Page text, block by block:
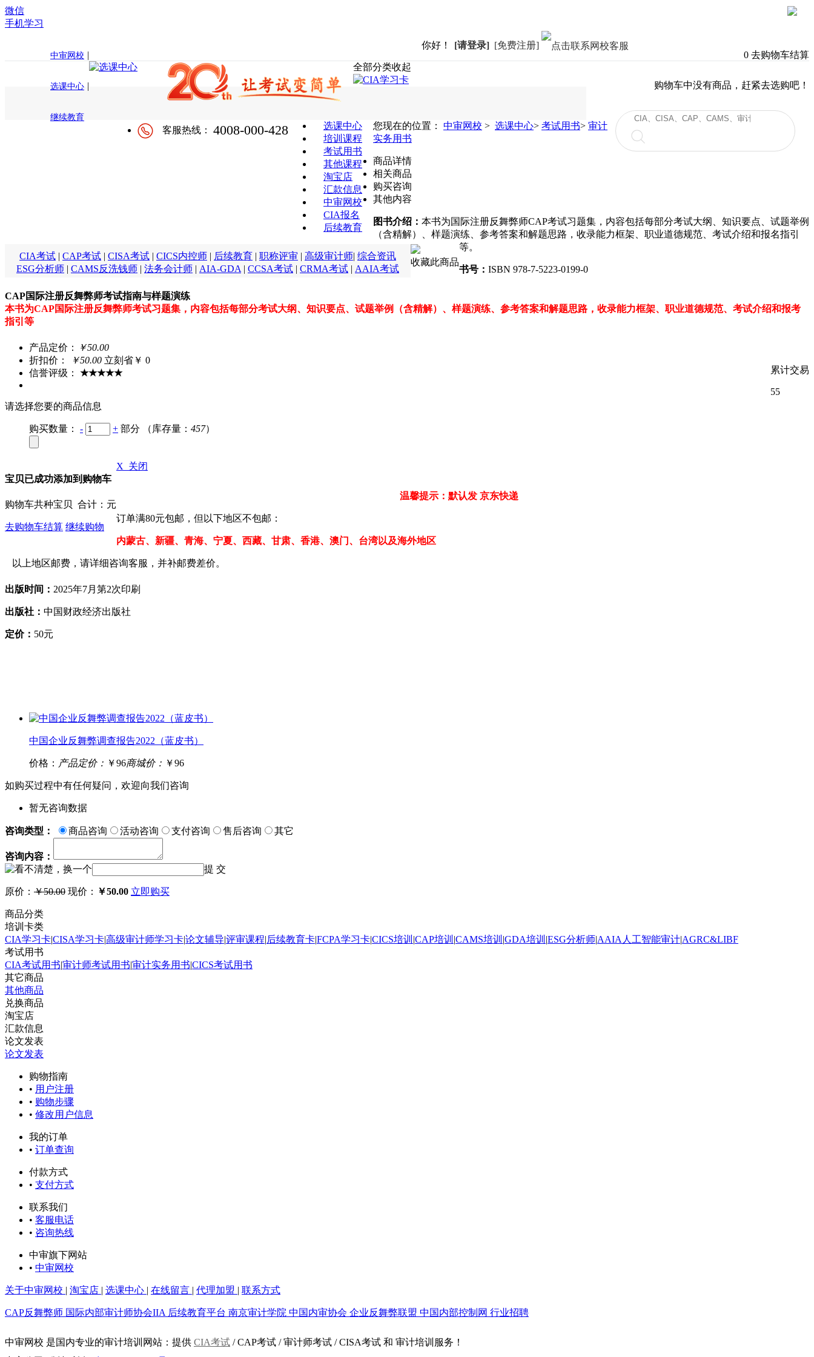
微信
手机学习
中审网校 |
选课中心 |
继续教育
你好！ [请登录] [免费注册]
0 去购物车结算
购物车中没有商品，赶紧去选购吧！
客服热线： 4008-000-428
全部分类收起
选课中心
培训课程
考试用书
其他课程
淘宝店
汇款信息
中审网校
CIA报名
后续教育
CIA考试 | CAP考试 | CISA考试 | CICS内控师 | 后续教育 | 职称评审 | 高级审计师| 综合资讯
ESG分析师 | CAMS反洗钱师 | 法务会计师 | AIA-GDA | CCSA考试 | CRMA考试 | AAIA考试
您现在的位置： 中审网校 > 选课中心> 考试用书> 审计
实务用书
收藏此商品
CAP国际注册反舞弊师考试指南与样题演练
本书为CAP国际注册反舞弊师考试习题集，内容包括每部分考试大纲、知识要点、试题举例（含精解）、样题演练、参考答案和解题思路，收录能力框架、职业道德规范、考试介绍和报考
指引等
产品定价：
￥50.00
折扣价：
￥50.00 立刻省￥ 0
累计交易
55
信誉评级： ★★★★★
请选择您要的商品信息
购买数量： - + 部分 （库存量： 457）
X 关闭
宝贝已成功添加到购物车
购物车共种宝贝 合计： 元
去购物车结算 继续购物
温馨提示：默认发 京东快递
订单满80元包邮，但以下地区不包邮：
内蒙古、新疆、青海、宁夏、西藏、甘肃、香港、澳门、台湾以及海外地区
以上地区邮费，请详细咨询客服，并补邮费差价。
商品详情
相关商品
购买咨询
其他内容
图书介绍： 本书为国际注册反舞弊师CAP考试习题集，内容包括每部分考试大纲、知识要点、试题举例
（含精解）、样题演练、参考答案和解题思路，收录能力框架、职业道德规范、考试介绍和报名指引
等。
书号： ISBN 978-7-5223-0199-0
出版时间： 2025年7月第2次印刷
出版社： 中国财政经济出版社
定价： 50元
中国企业反舞弊调查报告2022（蓝皮书）
价格： 产品定价： ￥96商城价： ￥96
如购买过程中有任何疑问，欢迎向我们咨询
暂无咨询数据
咨询类型： 商品咨询 活动咨询 支付咨询 售后咨询 其它
咨询内容：
提 交
原价： ￥50.00 现价： ￥50.00 立即购买
商品分类
培训卡类
CIA学习卡|CISA学习卡|高级审计师学习卡|论文辅导|评审课程|后续教育卡|FCPA学习卡|CICS培训 |CAP培训 |CAMS培训 |GDA培训 |ESG分析师|AAIA人工智能审计|AGRC&LIBF
考试用书
CIA考试用书|审计师考试用书|审计实务用书|CICS考试用书
其它商品
其他商品
兑换商品
淘宝店
汇款信息
论文发表
论文发表
购物指南
• 用户注册
• 购物步骤
• 修改用户信息
我的订单
• 订单查询
付款方式
• 支付方式
联系我们
• 客服电话
• 咨询热线
中审旗下网站
• 中审网校
关于中审网校 | 淘宝店 | 选课中心 | 在线留言 | 代理加盟 | 联系方式
CAP反舞弊师 国际内部审计师协会IIA 后续教育平台 南京审计学院 中国内审协会 企业反舞弊联盟 中国内部控制网 行业招聘
中审网校 是国内专业的审计培训网站：提供 CIA考试 / CAP考试 / 审计师考试 / CISA考试 和 审计培训服务！